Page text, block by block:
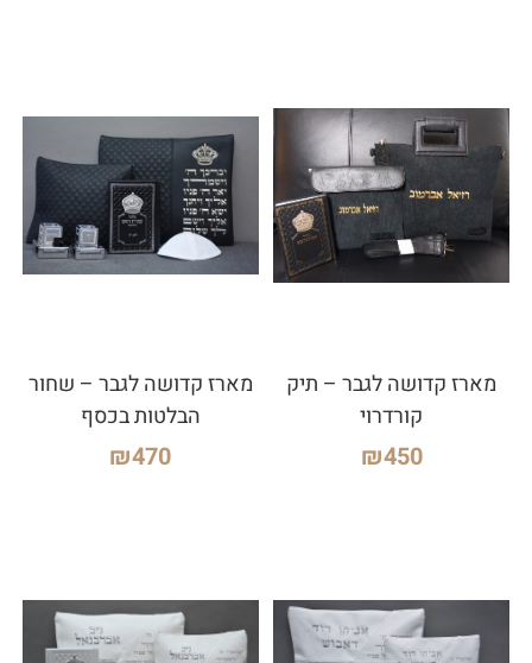
מארז קדושה לגבר – תיק
קורדרוי
₪450
מארז קדושה לגבר – שחור
הבלטות בכסף
₪470